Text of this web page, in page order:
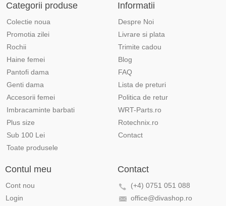
Categorii produse
Colectie noua
Promotia zilei
Rochii
Haine femei
Pantofi dama
Genti dama
Accesorii femei
Imbracaminte barbati
Plus size
Sub 100 Lei
Toate produsele
Informatii
Despre Noi
Livrare si plata
Trimite cadou
Blog
FAQ
Lista de preturi
Politica de retur
WRT-Parts.ro
Rotechnix.ro
Contact
Contul meu
Cont nou
Login
Contact
(+4) 0751 051 088
office@divashop.ro